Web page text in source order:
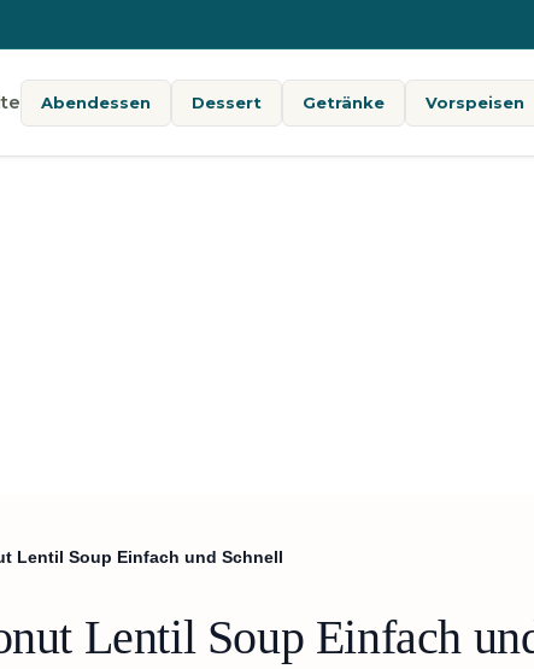
Abendessen Dessert Getränke Vorspeisen
Lentil Soup Einfach und Schnell
Lentil Soup Einfach